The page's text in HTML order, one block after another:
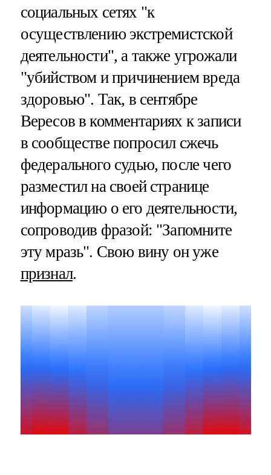
социальных сетях "к
осуществлению экстремистской
деятельности", а также угрожали
"убийством и причинением вреда
здоровью". Так, в сентябре
Вересов в комментариях к записи
в сообществе попросил сжечь
федерального судью, после чего
разместил на своей странице
информацию о его деятельности,
сопроводив фразой: "Запомните
эту мразь". Свою вину он уже
признал.